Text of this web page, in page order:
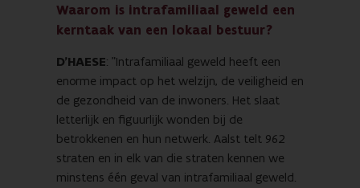
Waarom is intrafamiliaal geweld een
kerntaak van een lokaal bestuur?
D'HAESE: "Intrafamiliaal geweld heeft een
enorme impact op het welzijn, de veiligheid en
de gezondheid van de inwoners. Het slaat
letterlijk en figuurlijk wonden bij de
betrokkenen en hun netwerk. Aalst telt 962
straten en in elk van die straten kennen we
minstens één geval van intrafamiliaal geweld.